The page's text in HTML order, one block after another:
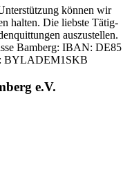
kön­nen wir
hal­ten. Die liebs­te Tä­tig­
aus­zu­stel­len.
Bam­berg: IBAN: DE85
BYLADEM1SKB
e.V.